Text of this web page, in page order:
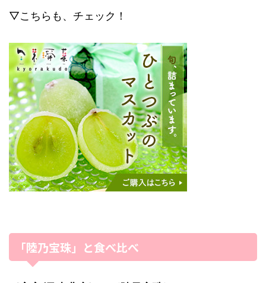
▽こちらも、チェック！
「陸乃宝珠」と食べ比べ